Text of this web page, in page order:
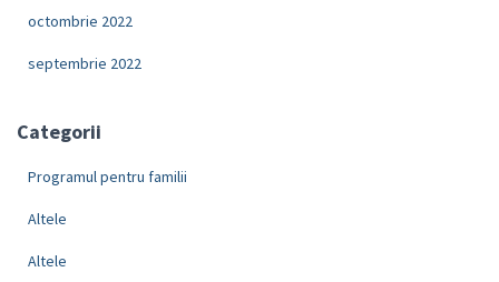
octombrie 2022
septembrie 2022
Categorii
Programul pentru familii
Altele
Altele